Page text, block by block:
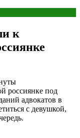
к
россиянке под
адвокатов в
с девушкой,